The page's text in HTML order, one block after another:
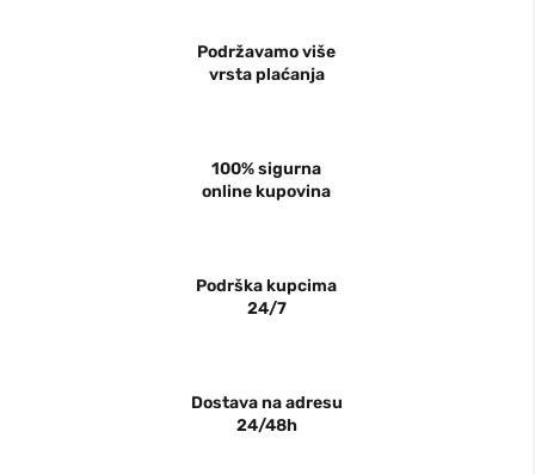
Podržavamo više
vrsta plaćanja
100% sigurna
online kupovina
Podrška kupcima
24/7
Dostava na adresu
24/48h